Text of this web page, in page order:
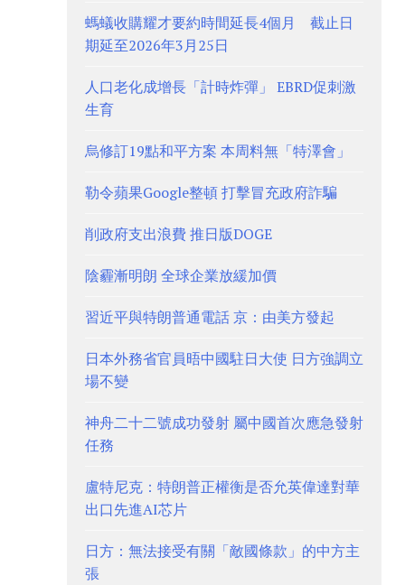
螞蟻收購耀才要約時間延長4個月 截止日
期延至2026年3月25日
人口老化成增長「計時炸彈」 EBRD促刺激
生育
烏修訂19點和平方案 本周料無「特澤會」
勒令蘋果Google整頓 打擊冒充政府詐騙
削政府支出浪費 推日版DOGE
陰霾漸明朗 全球企業放緩加價
習近平與特朗普通電話 京：由美方發起
日本外務省官員晤中國駐日大使 日方強調立
場不變
神舟二十二號成功發射 屬中國首次應急發射
任務
盧特尼克：特朗普正權衡是否允英偉達對華
出口先進AI芯片
日方：無法接受有關「敵國條款」的中方主
張